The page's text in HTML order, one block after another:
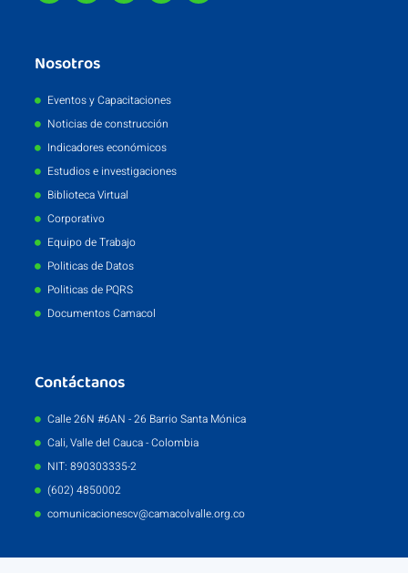
Nosotros
Eventos y Capacitaciones
Noticias de construcción
Indicadores económicos
Estudios e investigaciones
Biblioteca Virtual
Corporativo
Equipo de Trabajo
Politicas de Datos
Politicas de PQRS
Documentos Camacol
Contáctanos
Calle 26N #6AN - 26 Barrio Santa Mónica
Cali, Valle del Cauca - Colombia
NIT: 890303335-2
(602) 4850002
comunicacionescv@camacolvalle.org.co